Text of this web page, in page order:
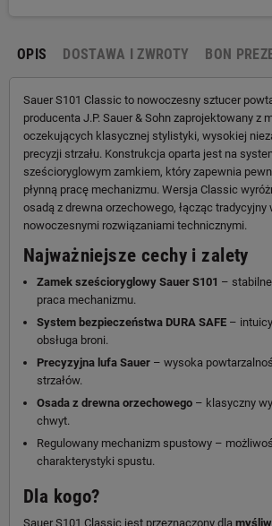
OPIS DOSTAWA I ZWROTY BON
Sauer S101 Classic to nowoczesny sztucer
producenta J.P. Sauer & Sohn zaprojektowany z
oczekujących klasycznej stylistyki, wysokiej
precyzji strzału. Konstrukcja oparta jest na
sześcioryglowym zamkiem, który zapewnia
płynną pracę mechanizmu. Wersja Classic
osadą z drewna orzechowego, łącząc tradycyjny
nowoczesnymi rozwiązaniami technicznymi.
Najważniejsze cechy i zalety
Zamek sześcioryglowy Sauer S101 –
praca mechanizmu.
System bezpieczeństwa DURA SAFE –
obsługa broni.
Precyzyjna lufa Sauer – wysoka
strzałów.
Osada z drewna orzechowego – klasyczny
chwyt.
Regulowany mechanizm spustowy –
charakterystyki spustu.
Dla kogo?
Sauer S101 Classic jest przeznaczony dla